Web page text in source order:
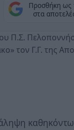
Προσθήκη ως
στα
Π.Σ.
τον Γ.Γ. της